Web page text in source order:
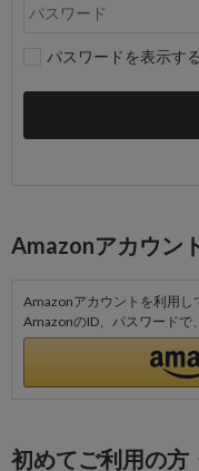
パスワードを表示する
Amazonアカウン
Amazonアカウントを利用し
AmazonのID、パスワードで
初めてご利用の方